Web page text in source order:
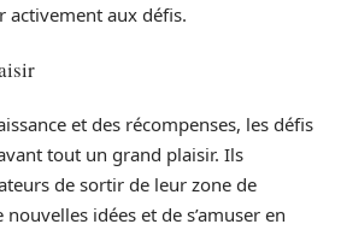
activement aux défis.
et des récompenses, les défis
tout un grand plaisir. Ils
de sortir de leur zone de
idées et de s’amuser en